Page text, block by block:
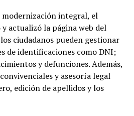
integral, el
actualizó la página web del
ciudadanos pueden gestionar
de identificaciones como DNI;
y defunciones. Además,
y asesoría legal
edición de apellidos y los